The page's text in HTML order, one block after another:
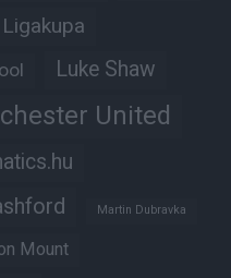
Ligakupa
Luke Shaw
United
Martin Dubravka
Mount